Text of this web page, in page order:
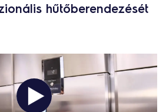
hűtőberendezését